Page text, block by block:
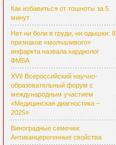
Как избавиться от тошноты за 5
минут
Нет ни боли в груди, ни одышки: 8
признаков «молчаливого»
инфаркта назвала кардиолог
ФМБА
XVII Всероссийский научно-
образовательный форум с
международным участием
«Медицинская диагностика –
2025»
Виноградные семечки:
Антиканцерогенные свойства